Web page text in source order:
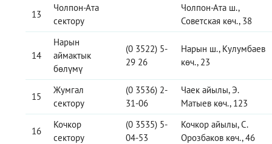
13
Чолпон-Ата
сектору
Чолпон-Ата ш.,
Советская көч., 38
14
Нарын
аймактык
бөлүмү
(0 3522) 5-
29 26
Нарын ш., Кулумбаев
көч., 23
15
Жумгал
сектору
(0 3536) 2-
31-06
Чаек айылы, Э.
Матыев көч., 123
16
Кочкор
сектору
(0 3535) 5-
04-53
Кочкор айылы, С.
Орозбаков көч., 46